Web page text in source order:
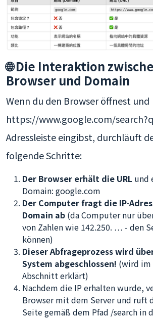
🌐 Die Interaktion
Browser und Domain
Wenn du den Browser öffnest und
https://www.google.com/
Adressleiste eingibst, durchläuft
folgende Schritte:
Der Browser erhält die URL und
Domain: google.com
Der Computer fragt die IP-
Domain ab (da Computer nur
von Zahlen wie 142.250. … - den
können)
Dieser Abfrageprozess wird
System abgeschlossen! (wird im
Abschnitt erklärt)
Nachdem die IP erhalten wurde,
Browser mit dem Server und ruft
Seite gemäß dem Pfad /search in